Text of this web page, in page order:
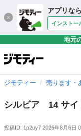
アプリな
インストー
地元
ジモティー 売ります・
シルビア 14 サイ
投稿ID: 1p2uy7 2026年8月6日